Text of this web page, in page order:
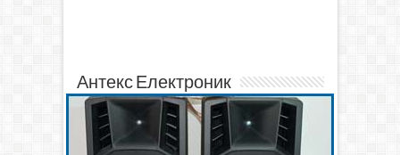
Антекс Електроник